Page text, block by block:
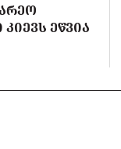
ᲔᲬᲕᲘᲐ